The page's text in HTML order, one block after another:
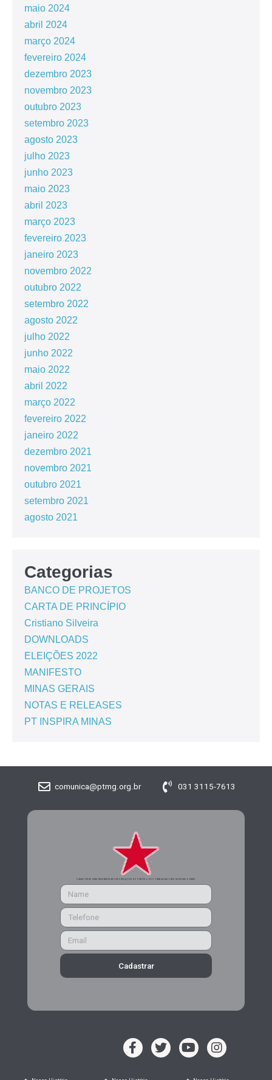
maio 2024
abril 2024
março 2024
fevereiro 2024
dezembro 2023
novembro 2023
outubro 2023
setembro 2023
agosto 2023
julho 2023
junho 2023
maio 2023
abril 2023
março 2023
fevereiro 2023
janeiro 2023
novembro 2022
outubro 2022
setembro 2022
agosto 2022
julho 2022
junho 2022
maio 2022
abril 2022
março 2022
fevereiro 2022
janeiro 2022
dezembro 2021
novembro 2021
outubro 2021
setembro 2021
agosto 2021
Categorias
BANCO DE PROJETOS
CARTA DE PRINCÍPIO
Cristiano Silveira
DOWNLOADS
ELEIÇÕES 2022
MANIFESTO
MINAS GERAIS
NOTAS E RELEASES
PT INSPIRA MINAS
comunica@ptmg.org.br 031 3115-7613
CADASTRE-SE PARA RECEBER MAIS INFORMAÇÕES DO PARTIDO DOS TRABALHADORES DE MINAS GERAIS
Cadastrar